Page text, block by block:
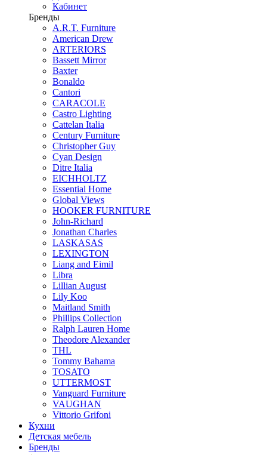
Кабинет
Бренды
A.R.T. Furniture
American Drew
ARTERIORS
Bassett Mirror
Baxter
Bonaldo
Cantori
CARACOLE
Castro Lighting
Cattelan Italia
Century Furniture
Christopher Guy
Cyan Design
Ditre Italia
EICHHOLTZ
Essential Home
Global Views
HOOKER FURNITURE
John-Richard
Jonathan Charles
LASKASAS
LEXINGTON
Liang and Eimil
Libra
Lillian August
Lily Koo
Maitland Smith
Phillips Collection
Ralph Lauren Home
Theodore Alexander
THL
Tommy Bahama
TOSATO
UTTERMOST
Vanguard Furniture
VAUGHAN
Vittorio Grifoni
Кухни
Детская мебель
Бренды